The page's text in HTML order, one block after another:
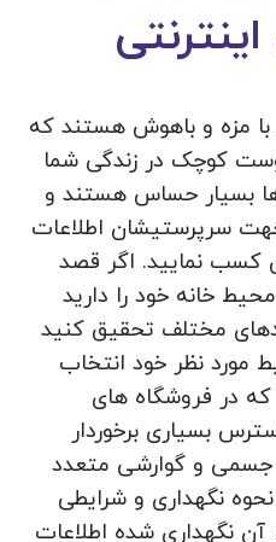
با مزه و باهوش هستند که
کوچک در زندگی شما
ها بسیار حساس هستند و
جهت سرپرستیشان اطلاعات
کسب نمایید. اگر قصد
خانه خود را دارید
مختلف تحقیق کنید
مورد نظر خود انتخاب
در فروشگاه های
بسیاری برخوردار
و گوارشی متعدد
نگهداری و شرایطی
نگهداری شده اطلاعات